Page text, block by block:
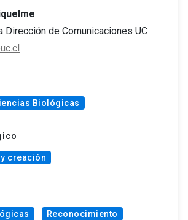
Dirección de Comunicaciones UC
Biológicas
creación
Reconocimiento